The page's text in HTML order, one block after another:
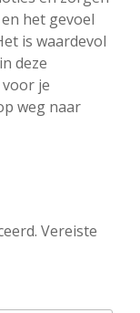
het gevoel
is waardevol
deze
je
weg naar
Vereiste